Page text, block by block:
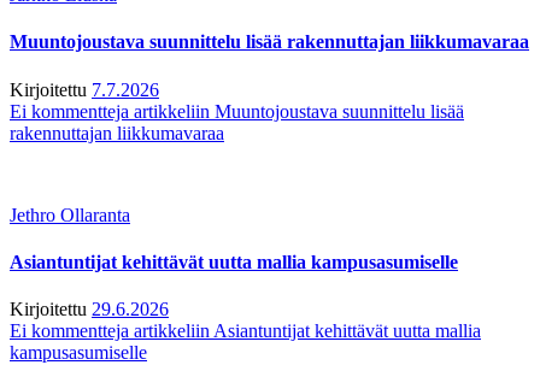
Muuntojoustava suunnittelu lisää rakennuttajan liikkumavaraa
Kirjoitettu 7.7.2026
Ei kommentteja artikkeliin Muuntojoustava suunnittelu lisää
rakennuttajan liikkumavaraa
Jethro Ollaranta
Asiantuntijat kehittävät uutta mallia kampusasumiselle
Kirjoitettu 29.6.2026
Ei kommentteja artikkeliin Asiantuntijat kehittävät uutta mallia
kampusasumiselle